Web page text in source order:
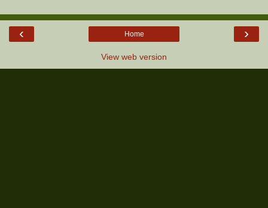
‹ ›
Home
View web version